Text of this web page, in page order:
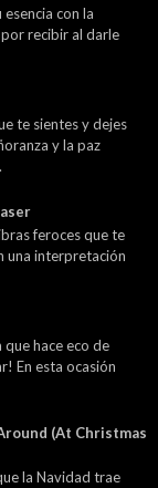
con la
recibir al darle
te sientes y dejes
y la paz
feroces que te
una interpretación
que hace eco de
En esta ocasión
(At Christmas
la Navidad trae